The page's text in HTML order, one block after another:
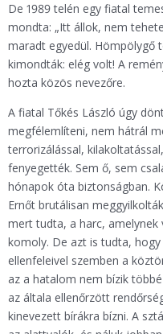
De 1989 telén egy fiatal
mondta: „Itt állok, nem
maradt egyedül. Hömpölygő
kimondták: elég volt! A
hozta közös nevezőre.
A fiatal Tőkés László úgy
megfélemlíteni, nem hátrál
terrorizálással,
fenyegették. Sem ő, sem
hónapok óta biztonságban.
Ernőt brutálisan
mert tudta, a harc,
komoly. De azt is tudta,
ellenfeleivel szemben a
az a hatalom nem bízik
az általa ellenőrzött
kinevezett bírákra bízni. A